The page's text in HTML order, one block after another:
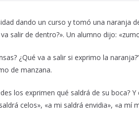
dando un curso y tomó una naranja
salir de dentro?». Un alumno dijo:
¿Qué va a salir si exprimo la
de manzana.
los exprimen qué saldrá de su boca?
celos», «a mi saldrá envidia», «a mí